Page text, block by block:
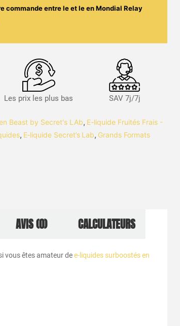
commande entre leet leen Mondial Relay
Les prix les plus bas SAV 7j/7j
Beast by Secret's LAb, E-liquide Fruités Frais -
, E‑liquide Secret’s Lab, Grands Formats
AVIS (0) CALCULATEURS
vous êtes amateur dee-liquides surboostés en